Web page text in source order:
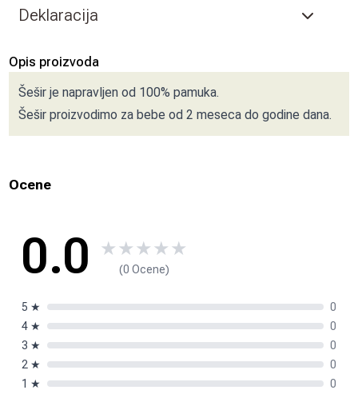
Deklaracija
Opis proizvoda
Šešir je napravljen od 100% pamuka.
Šešir proizvodimo za bebe od 2 meseca do godine dana.
Ocene
0.0 ★★★★★
(0 Ocene)
5 ★
0
4 ★
0
3 ★
0
2 ★
0
1 ★ 0